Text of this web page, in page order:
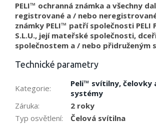
PELI™ ochranná známka a všechny
registrované a / nebo
známky PELI™ patří společnosti PELI
S.L.U., její mateřské společnosti,
společnostem a / nebo přidruženým
Technické parametry
Kategorie:
Peli™ svítilny, čelovky
systémy
Záruka:
2 roky
Typ osvětlení:
Čelová svítilna